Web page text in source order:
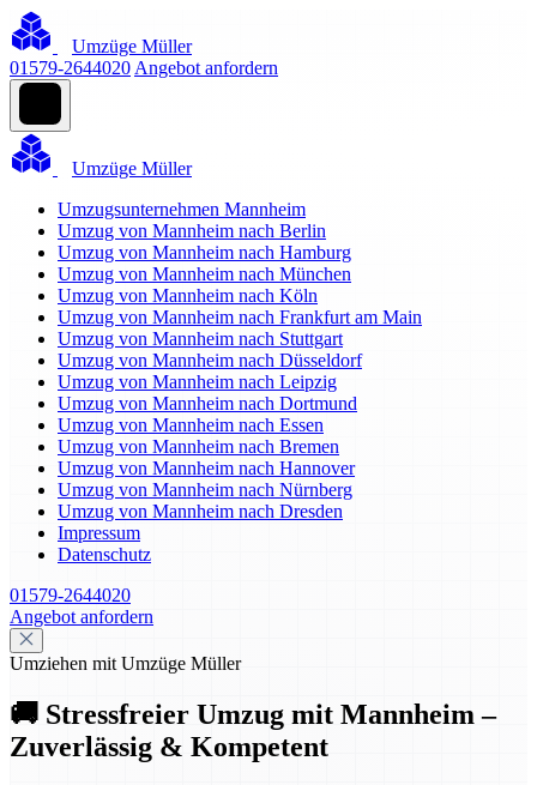
Umzüge Müller
01579-2644020 Angebot anfordern
Umzüge Müller
Umzugsunternehmen Mannheim
Umzug von Mannheim nach Berlin
Umzug von Mannheim nach Hamburg
Umzug von Mannheim nach München
Umzug von Mannheim nach Köln
Umzug von Mannheim nach Frankfurt am Main
Umzug von Mannheim nach Stuttgart
Umzug von Mannheim nach Düsseldorf
Umzug von Mannheim nach Leipzig
Umzug von Mannheim nach Dortmund
Umzug von Mannheim nach Essen
Umzug von Mannheim nach Bremen
Umzug von Mannheim nach Hannover
Umzug von Mannheim nach Nürnberg
Umzug von Mannheim nach Dresden
Impressum
Datenschutz
01579-2644020
Angebot anfordern
Umziehen mit Umzüge Müller
🚚 Stressfreier Umzug mit Mannheim –
Zuverlässig & Kompetent